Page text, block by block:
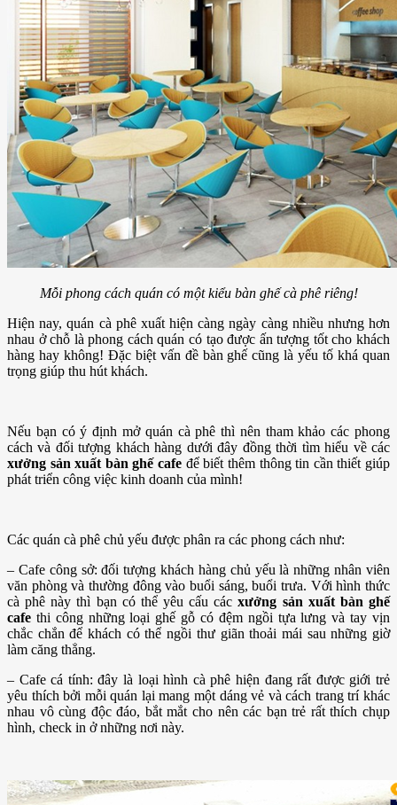
Mỗi phong cách quán có một kiểu bàn ghế cà phê riêng!
Hiện nay, quán cà phê xuất hiện càng ngày càng nhiều nhưng hơn
nhau ở chỗ là phong cách quán có tạo được ấn tượng tốt cho khách
hàng hay không! Đặc biệt vấn đề bàn ghế cũng là yếu tố khá quan
trọng giúp thu hút khách.
Nếu bạn có ý định mở quán cà phê thì nên tham khảo các phong
cách và đối tượng khách hàng dưới đây đồng thời tìm hiểu về các
xưởng sản xuất bàn ghế cafe để biết thêm thông tin cần thiết giúp
phát triển công việc kinh doanh của mình!
Các quán cà phê chủ yếu được phân ra các phong cách như:
– Cafe công sở: đối tượng khách hàng chủ yếu là những nhân viên
văn phòng và thường đông vào buổi sáng, buổi trưa. Với hình thức
cà phê này thì bạn có thể yêu cấu cácxưởng sản xuất bàn ghế
cafe thi công những loại ghế gỗ có đệm ngồi tựa lưng và tay vịn
chắc chắn để khách có thể ngồi thư giãn thoải mái sau những giờ
làm căng thẳng.
– Cafe cá tính: đây là loại hình cà phê hiện đang rất được giới trẻ
yêu thích bởi mỗi quán lại mang một dáng vẻ và cách trang trí khác
nhau vô cùng độc đáo, bắt mắt cho nên các bạn trẻ rất thích chụp
hình, check in ở những nơi này.